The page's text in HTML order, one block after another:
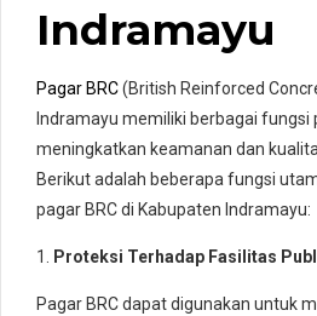
Indramayu
Pagar BRC(British Reinforced
Indramayu memiliki berbagai fungsi
meningkatkan keamanan dan
Berikut adalah beberapa fungsi
pagar BRC di Kabupaten Indramayu:
1. Proteksi Terhadap Fasilitas
Pagar BRC dapat digunakan untuk